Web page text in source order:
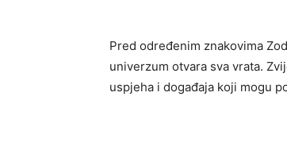
Pred određenim znakovima
univerzum otvara sva vrata.
uspjeha i događaja koji mogu